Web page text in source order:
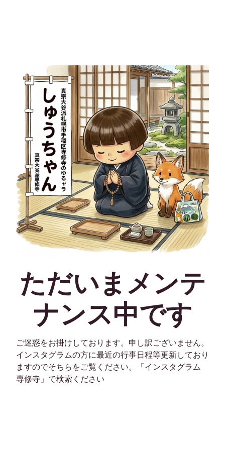
ただいまメンテ
ナンス中です
ご迷惑をお掛けしております。申し訳ございません。
インスタグラムの方に最近の行事日程等更新しており
ますのでそちらをご覧ください。「インスタグラム
専修寺」で検索ください